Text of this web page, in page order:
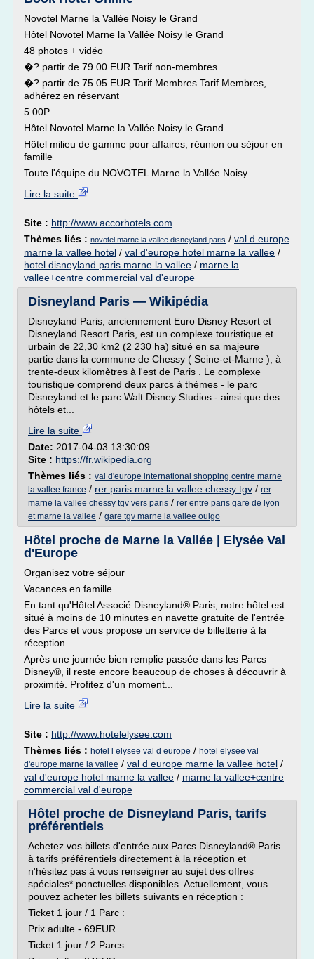
Novotel Marne la Vallée Noisy le Grand
Hôtel Novotel Marne la Vallée Noisy le Grand
48 photos + vidéo
�? partir de 79.00 EUR Tarif non-membres
�? partir de 75.05 EUR Tarif Membres Tarif Membres,
adhérez en réservant
5.00P
Hôtel Novotel Marne la Vallée Noisy le Grand
Hôtel milieu de gamme pour affaires, réunion ou séjour en
famille
Toute l'équipe du NOVOTEL Marne la Vallée Noisy...
Lire la suite
Site : http://www.accorhotels.com
Thèmes liés : novotel marne la vallee disneyland paris / val d europe
marne la vallee hotel / val d'europe hotel marne la vallee /
hotel disneyland paris marne la vallee / marne la
vallee+centre commercial val d'europe
Disneyland Paris — Wikipédia
Disneyland Paris, anciennement Euro Disney Resort et
Disneyland Resort Paris, est un complexe touristique et
urbain de 22,30 km2 (2 230 ha) situé en sa majeure
partie dans la commune de Chessy ( Seine-et-Marne ), à
trente-deux kilomètres à l'est de Paris . Le complexe
touristique comprend deux parcs à thèmes - le parc
Disneyland et le parc Walt Disney Studios - ainsi que des
hôtels et...
Lire la suite
Date: 2017-04-03 13:30:09
Site : https://fr.wikipedia.org
Thèmes liés : val d'europe international shopping centre marne
la vallee france / rer paris marne la vallee chessy tgv / rer
marne la vallee chessy tgv vers paris / rer entre paris gare de lyon
et marne la vallee / gare tgv marne la vallee ouigo
Hôtel proche de Marne la Vallée | Elysée Val
d'Europe
Organisez votre séjour
Vacances en famille
En tant qu'Hôtel Associé Disneyland® Paris, notre hôtel est
situé à moins de 10 minutes en navette gratuite de l'entrée
des Parcs et vous propose un service de billetterie à la
réception.
Après une journée bien remplie passée dans les Parcs
Disney®, il reste encore beaucoup de choses à découvrir à
proximité. Profitez d'un moment...
Lire la suite
Site : http://www.hotelelysee.com
Thèmes liés : hotel l elysee val d europe / hotel elysee val
d'europe marne la vallee / val d europe marne la vallee hotel /
val d'europe hotel marne la vallee / marne la vallee+centre
commercial val d'europe
Hôtel proche de Disneyland Paris, tarifs
préférentiels
Achetez vos billets d'entrée aux Parcs Disneyland® Paris
à tarifs préférentiels directement à la réception et
n'hésitez pas à vous renseigner au sujet des offres
spéciales* ponctuelles disponibles. Actuellement, vous
pouvez acheter les billets suivants en réception :
Ticket 1 jour / 1 Parc :
Prix adulte - 69EUR
Ticket 1 jour / 2 Parcs :